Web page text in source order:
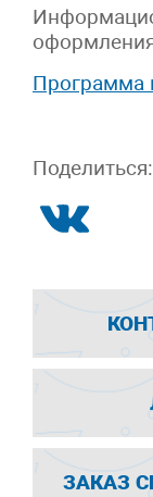
Программа
Поделиться:
ЗАКАЗ